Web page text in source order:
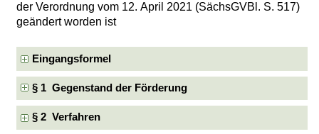
der Verordnung vom 12. April 2021 (SächsGVBl. S. 517)
geändert worden ist
Eingangsformel
§ 1 Gegenstand der Förderung
§ 2 Verfahren